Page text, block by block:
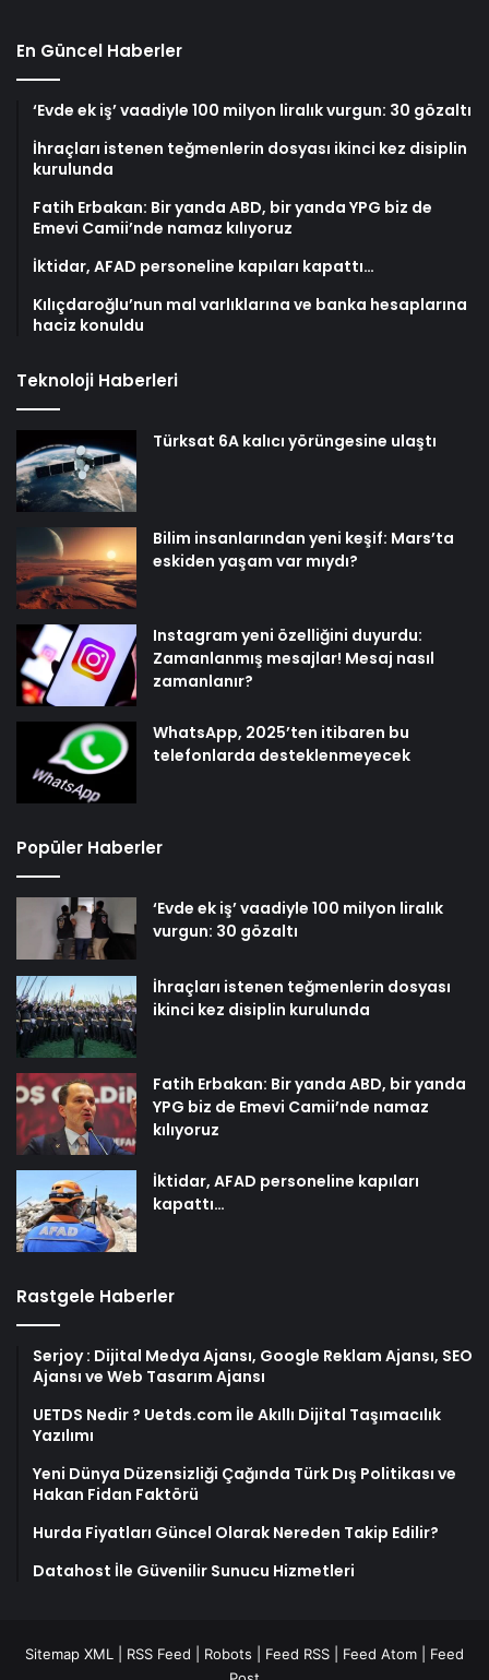
En Güncel Haberler
‘Evde ek iş’ vaadiyle 100 milyon liralık vurgun: 30 gözaltı
İhraçları istenen teğmenlerin dosyası ikinci kez disiplin
kurulunda
Fatih Erbakan: Bir yanda ABD, bir yanda YPG biz de
Emevi Camii’nde namaz kılıyoruz
İktidar, AFAD personeline kapıları kapattı…
Kılıçdaroğlu’nun mal varlıklarına ve banka hesaplarına
haciz konuldu
Teknoloji Haberleri
Türksat 6A kalıcı yörüngesine ulaştı
Bilim insanlarından yeni keşif: Mars’ta
eskiden yaşam var mıydı?
Instagram yeni özelliğini duyurdu:
Zamanlanmış mesajlar! Mesaj nasıl
zamanlanır?
WhatsApp, 2025’ten itibaren bu
telefonlarda desteklenmeyecek
Popüler Haberler
‘Evde ek iş’ vaadiyle 100 milyon liralık
vurgun: 30 gözaltı
İhraçları istenen teğmenlerin dosyası
ikinci kez disiplin kurulunda
Fatih Erbakan: Bir yanda ABD, bir yanda
YPG biz de Emevi Camii’nde namaz
kılıyoruz
İktidar, AFAD personeline kapıları
kapattı…
Rastgele Haberler
Serjoy : Dijital Medya Ajansı, Google Reklam Ajansı, SEO
Ajansı ve Web Tasarım Ajansı
UETDS Nedir ? Uetds.com İle Akıllı Dijital Taşımacılık
Yazılımı
Yeni Dünya Düzensizliği Çağında Türk Dış Politikası ve
Hakan Fidan Faktörü
Hurda Fiyatları Güncel Olarak Nereden Takip Edilir?
Datahost İle Güvenilir Sunucu Hizmetleri
Sitemap XML RSS Feed Robots Feed RSS Feed Atom
Feed